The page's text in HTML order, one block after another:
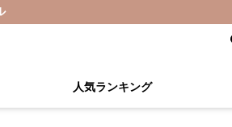
人気ランキング